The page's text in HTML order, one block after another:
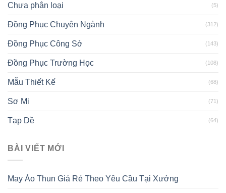
Chưa phân loại (5)
Đồng Phục Chuyên Ngành (312)
Đồng Phục Công Sở (143)
Đồng Phục Trường Học (108)
Mẫu Thiết Kế (68)
Sơ Mi (71)
Tạp Dề (64)
BÀI VIẾT MỚI
May Áo Thun Giá Rẻ Theo Yêu Cầu Tại Xưởng